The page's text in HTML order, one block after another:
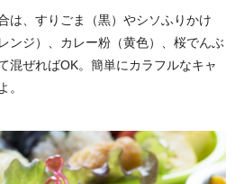
は、すりごま（黒）やシソふりかけ
ンジ）、カレー粉（黄色）、桜でんぶ
混ぜればOK。簡単にカラフルなキャ
。